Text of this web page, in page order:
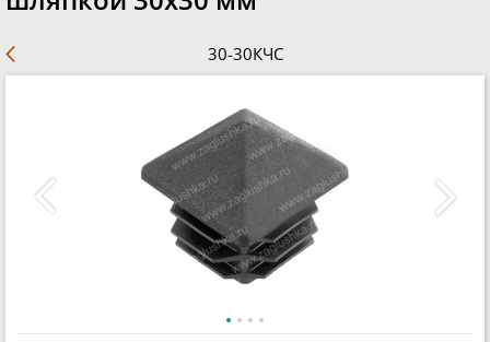
30-30КЧС